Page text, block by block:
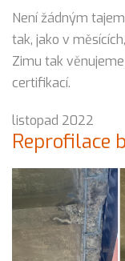
Není žádným
tak, jako v
Zimu tak
certifikací.
listopad 2022
Reprofilace